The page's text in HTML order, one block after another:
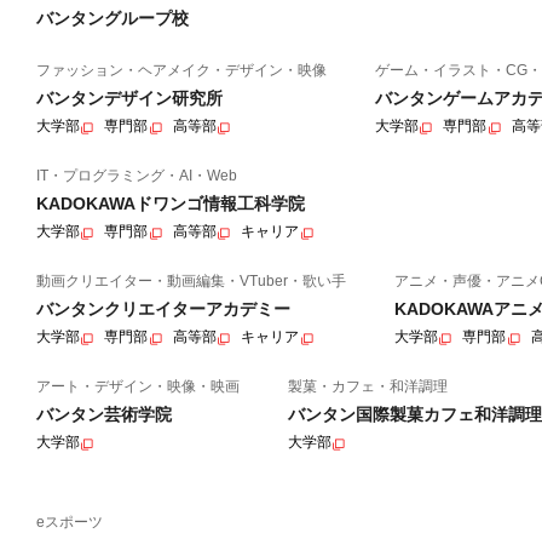
バンタングループ校
ファッション・ヘアメイク・デザイン・映像
バンタンデザイン研究所
大学部 専門部 高等部
ゲーム・イラスト・CG
バンタンゲームアカ
大学部 専門部 高
IT・プログラミング・AI・Web
KADOKAWAドワンゴ情報工科学院
大学部 専門部 高等部 キャリア
動画クリエイター・動画編集・VTuber・歌い手
バンタンクリエイターアカデミー
大学部 専門部 高等部 キャリア
アニメ・声優・アニ
KADOKAWAアニ
大学部 専門部
アート・デザイン・映像・映画
バンタン芸術学院
大学部
製菓・カフェ・和洋調理
バンタン国際製菓カフェ和洋調
大学部
eスポーツ